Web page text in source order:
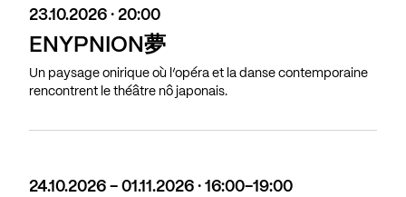
23.10.2026 · 20:00
ENYPNION夢
Un paysage onirique où l’opéra et la danse contemporaine
rencontrent le théâtre nô japonais.
24.10.2026 - 01.11.2026 · 16:00-19:00